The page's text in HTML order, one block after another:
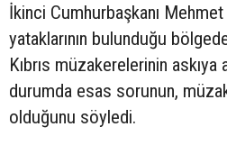
İkinci Cumhurbaşkanı
yataklarının bulunduğu
Kıbrıs müzakerelerinin askıya
durumda esas sorunun,
olduğunu söyledi.